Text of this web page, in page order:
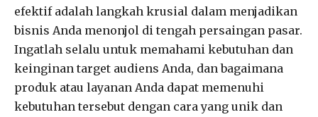
efektif adalah langkah krusial dalam menjadikan
bisnis Anda menonjol di tengah persaingan pasar.
Ingatlah selalu untuk memahami kebutuhan dan
keinginan target audiens Anda, dan bagaimana
produk atau layanan Anda dapat memenuhi
kebutuhan tersebut dengan cara yang unik dan